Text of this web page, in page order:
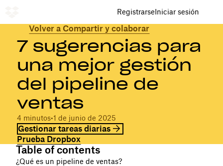
RegistrarseIniciar sesión
Volver a Compartir y colaborar
7 sugerencias para
una mejor gestión
del pipeline de
ventas
4 minutos•1 de junio de 2025
Gestionar tareas diarias
Prueba Dropbox
Table of contents
¿Qué es un pipeline de ventas?